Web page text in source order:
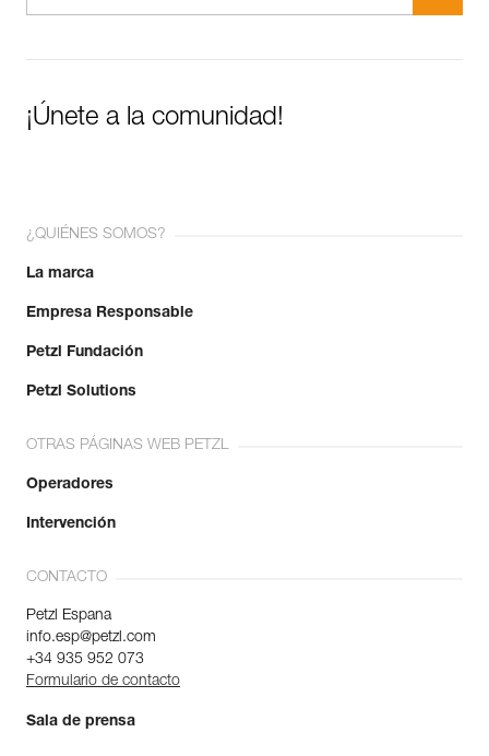
¡Únete a la comunidad!
¿QUIÉNES SOMOS?
La marca
Empresa Responsable
Petzl Fundación
Petzl Solutions
OTRAS PÁGINAS WEB PETZL
Operadores
Intervención
CONTACTO
Petzl Espana
info.esp@petzl.com
+34 935 952 073
Formulario de contacto
Sala de prensa